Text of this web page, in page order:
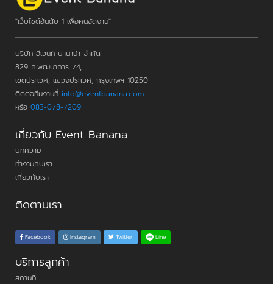
"เว็บไซต์อันดับ 1 เพื่อคนจัดงาน"
บริษัท อีเวนท์ บานาน่า จำกัด
829 ถ.พัฒนาการ 74,
เขตประเวศ, แขวงประเวศ, กรุงเทพฯ 10250
ติดต่อทีมงานที่ info@eventbanana.com
หรือ 083-078-7209
เกี่ยวกับ Event Banana
บทความ
ทำงานกับเรา
เกี่ยวกับเรา
ติดตามเรา
Facebook Instagram Twitter Line
บริการลูกค้า
สถานที่